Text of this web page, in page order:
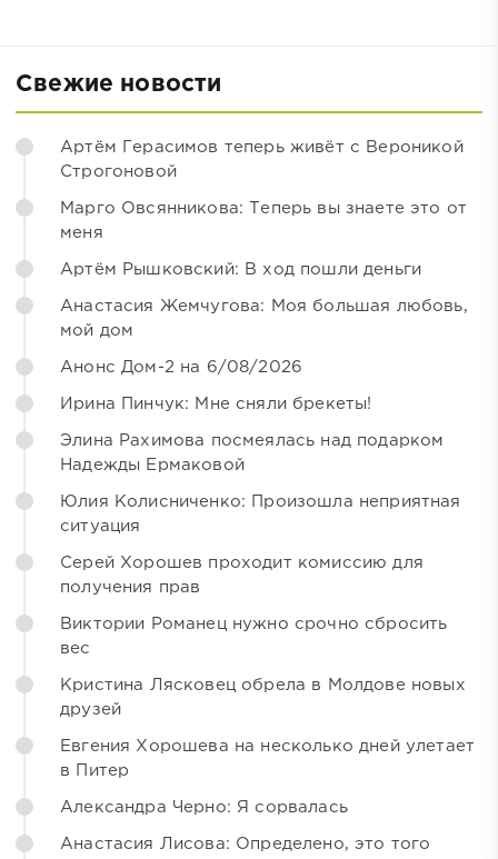
Свежие новости
Артём Герасимов теперь живёт с Вероникой
Строгоновой
Марго Овсянникова: Теперь вы знаете это от
меня
Артём Рышковский: В ход пошли деньги
Анастасия Жемчугова: Моя большая любовь,
мой дом
Анонс Дом-2 на 6/08/2026
Ирина Пинчук: Мне сняли брекеты!
Элина Рахимова посмеялась над подарком
Надежды Ермаковой
Юлия Колисниченко: Произошла неприятная
ситуация
Серей Хорошев проходит комиссию для
получения прав
Виктории Романец нужно срочно сбросить
вес
Кристина Лясковец обрела в Молдове новых
друзей
Евгения Хорошева на несколько дней улетает
в Питер
Александра Черно: Я сорвалась
Анастасия Лисова: Определено, это того